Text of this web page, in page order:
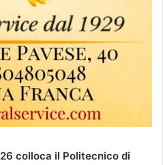
colloca il Politecnico di